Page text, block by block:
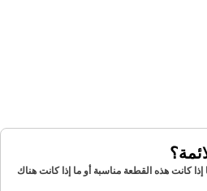
هذه القطعة مناسبة أو ما إذا كانت هناك